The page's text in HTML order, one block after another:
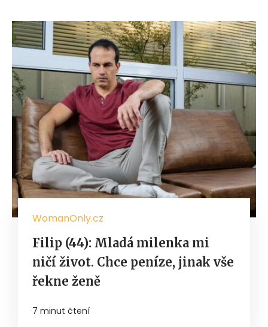
WomanOnly.cz
Filip (44): Mladá milenka mi
ničí život. Chce peníze, jinak vše
řekne ženě
7 minut čtení